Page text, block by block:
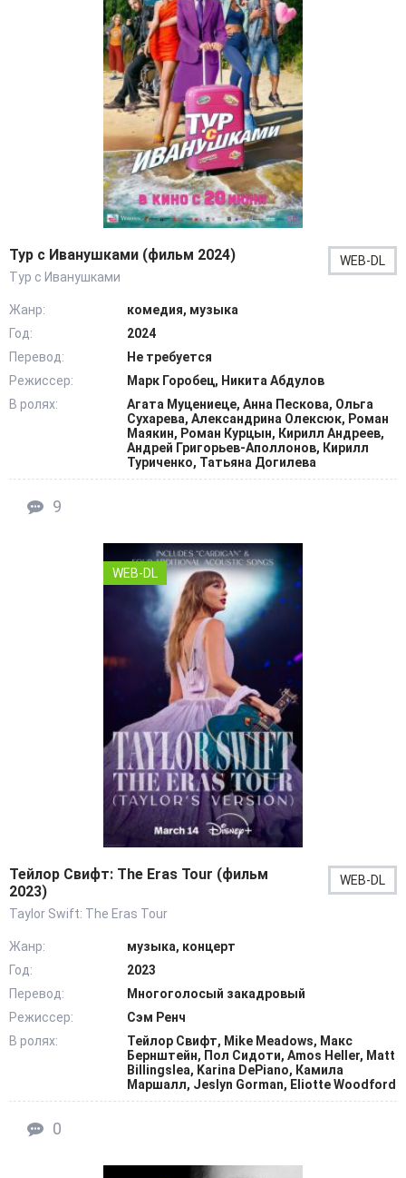
Тур с Иванушками (фильм 2024)
Тур с Иванушками
WEB-DL
Жанр:
комедия, музыка
Год:
2024
Перевод:
Не требуется
Режиссер:
Марк Горобец, Никита Абдулов
В ролях:
Агата Муцениеце, Анна Пескова, Ольга
Сухарева, Александрина Олексюк, Роман
Маякин, Роман Курцын, Кирилл Андреев,
Андрей Григорьев-Аполлонов, Кирилл
Туриченко, Татьяна Догилева
9
WEB-DL
Тейлор Свифт: The Eras Tour (фильм
2023)
Taylor Swift: The Eras Tour
WEB-DL
Жанр:
музыка, концерт
Год:
2023
Перевод:
Многоголосый закадровый
Режиссер:
Сэм Ренч
В ролях:
Тейлор Свифт, Mike Meadows, Макс
Бернштейн, Пол Сидоти, Amos Heller, Matt
Billingslea, Karina DePiano, Камила
Маршалл, Jeslyn Gorman, Eliotte Woodford
0